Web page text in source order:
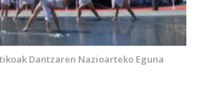
Dantzaren Nazioarteko Eguna